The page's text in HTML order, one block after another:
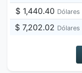
$ 1,440.40 Dólares
$ 7,202.02 Dólares